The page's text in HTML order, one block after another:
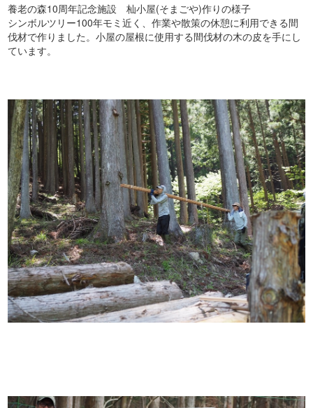
養老の森10周年記念施設 杣小屋(そまごや)作りの様子
シンボルツリー100年モミ近く、作業や散策の休憩に利用できる間
伐材で作りました。小屋の屋根に使用する間伐材の木の皮を手にし
ています。